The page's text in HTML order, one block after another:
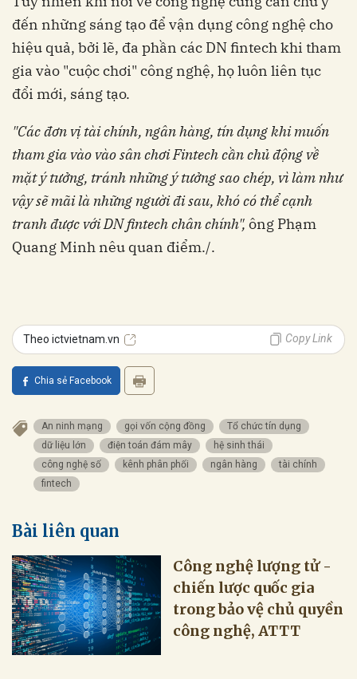
đến những sáng tạo để vận dụng công nghệ cho
hiệu quả, bởi lẽ, đa phần các DN fintech khi tham
gia vào "cuộc chơi" công nghệ, họ luôn liên tục
đổi mới, sáng tạo.
"Các đơn vị tài chính, ngân hàng, tín dụng khi muốn
tham gia vào vào sân chơi Fintech cần chủ động về
mặt ý tưởng, tránh những ý tưởng sao chép, vì làm như
vậy sẽ mãi là những người đi sau, khó có thể cạnh
tranh được với DN fintech chân chính", ông Phạm
Quang Minh nêu quan điểm./.
Theo ictvietnam.vn Copy Link
Chia sẻ Facebook
An ninh mạng gọi vốn cộng đồng
Tổ chức tín dụng
dữ liệu lớn
điện toán đám mây
hệ sinh thái
công nghệ số
kênh phân phối ngân hàng
tài chính
fintech
Bài liên quan
Công nghệ lượng tử -
chiến lược quốc gia
trong bảo vệ chủ quyền
công nghệ, ATTT